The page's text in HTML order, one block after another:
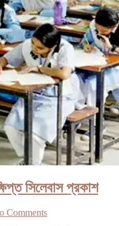
সিলেবাস প্রকাশ
Comments